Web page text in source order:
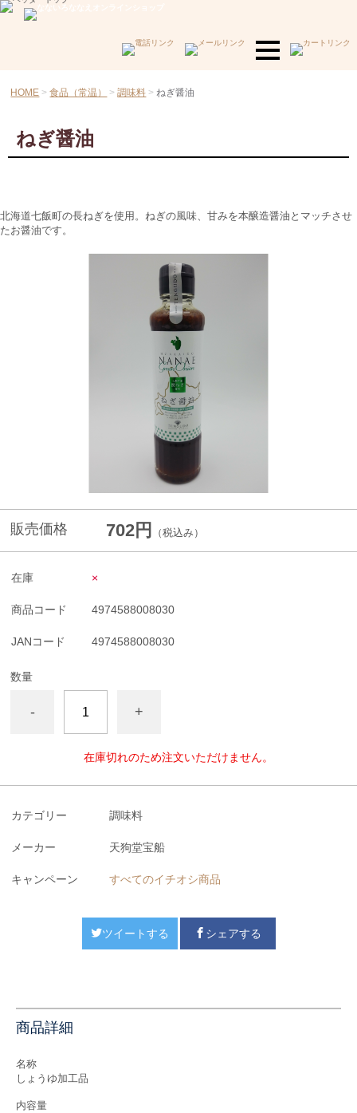
HOME 食品（常温） 調味料 ねぎ醤油
ねぎ醤油
北海道七飯町の長ねぎを使用。ねぎの風味、甘みを本醸造醤油とマッチさせ
たお醤油です。
販売価格 702円 （税込み）
在庫 ×
商品コード 4974588008030
JANコード 4974588008030
数量
- +
在庫切れのため注文いただけません。
カテゴリー 調味料
メーカー 天狗堂宝船
キャンペーン すべてのイチオシ商品
ツイートする シェアする
商品詳細
名称
しょうゆ加工品
内容量